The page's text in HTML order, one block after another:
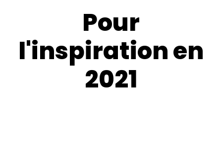
Pour
l'inspiration en
2021